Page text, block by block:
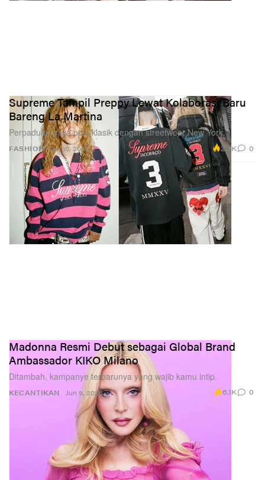
FASHION
Supreme Tampil Preppy Lewat Kolaborasi Baru
Bareng La Martina
Perpaduan gaya polo klasik dengan streetwear New York.
Jun 10, 2026 2.3K 0
KECANTIKAN
Madonna Resmi Debut sebagai Global Brand
Ambassador KIKO Milano
Ditambah, kampanye terbarunya yang wajib kamu intip.
Jun 9, 2026 6.1K 0